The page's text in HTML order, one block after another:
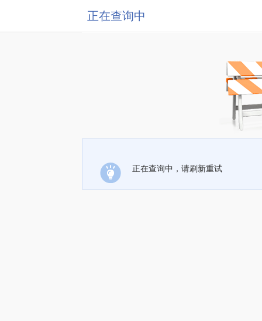
正在查询中
正在查询中，请刷新重试